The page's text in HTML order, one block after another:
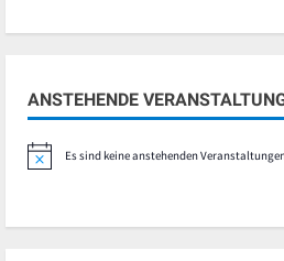
ANSTEHENDE
HinweisEs sind keine anstehenden